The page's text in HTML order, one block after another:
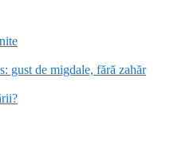
gust de migdale, fără zahăr